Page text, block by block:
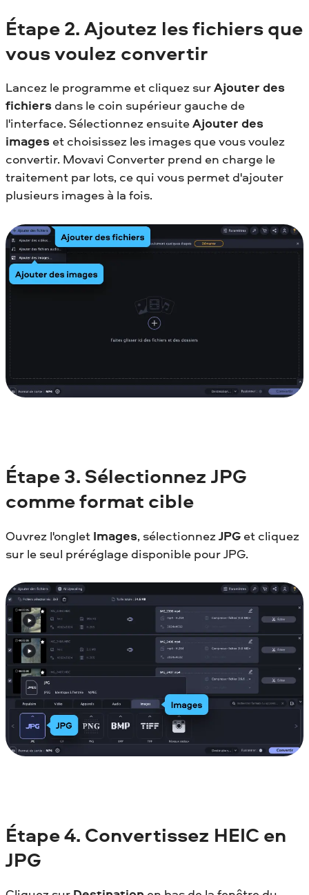
Étape 2.Ajoutez les fichiers que
vous voulez convertir
Lancez le programme et cliquez surAjouter des
fichiers dans le coin supérieur gauche de
l'interface. Sélectionnez ensuiteAjouter des
images et choisissez les images que vous voulez
convertir. Movavi Converter prend en charge le
traitement par lots, ce qui vous permet d'ajouter
plusieurs images à la fois.
Étape 3.Sélectionnez JPG
comme format cible
Ouvrez l'onglet Images, sélectionnezJPG et cliquez
sur le seul préréglage disponible pour JPG.
Étape 4. Convertissez HEIC en
JPG